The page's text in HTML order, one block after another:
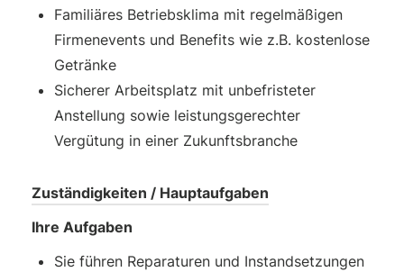
Familiäres Betriebsklima mit regelmäßigen
Firmenevents und Benefits wie z.B. kostenlose
Getränke
Sicherer Arbeitsplatz mit unbefristeter
Anstellung sowie leistungsgerechter
Vergütung in einer Zukunftsbranche
Zuständigkeiten / Hauptaufgaben
Ihre Aufgaben
Sie führen Reparaturen und Instandsetzungen